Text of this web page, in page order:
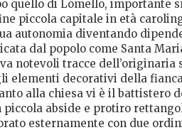
quello di Lomello, importante
piccola capitale in età
autonomia diventando
dal popolo come Santa
notevoli tracce dell’originaria
elementi decorativi della
alla chiesa vi è il battistero
abside e protiro
esternamente con due